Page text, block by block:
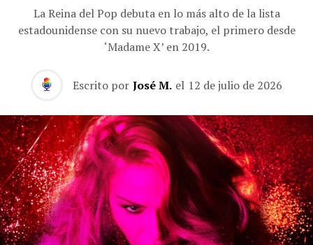
La Reina del Pop debuta en lo más alto de la lista
estadounidense con su nuevo trabajo, el primero desde
‘Madame X’ en 2019.
Escrito por José M. el 12 de julio de 2026